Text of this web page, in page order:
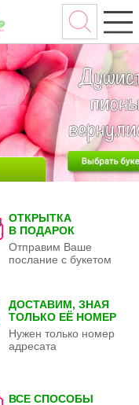
ОТКРЫТКА
В ПОДАРОК
Отправим Ваше
послание с букетом
ДОСТАВИМ, ЗНАЯ
ТОЛЬКО ЕЁ НОМЕР
Нужен только номер
адресата
ВСЕ СПОСОБЫ